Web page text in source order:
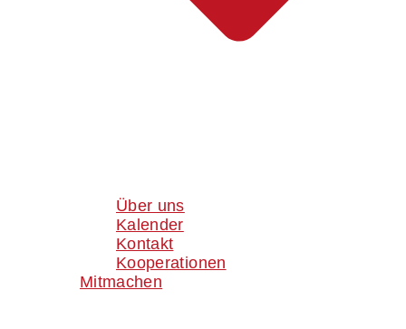
Über uns
Kalender
Kontakt
Kooperationen
Mitmachen